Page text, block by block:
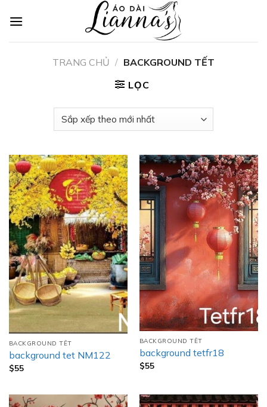
TRANG CHỦ / BACKGROUND TẾT
LỌC
BACKGROUND TẾT
background tet NM122
$55
BACKGROUND TẾT
background tetfr18
$55